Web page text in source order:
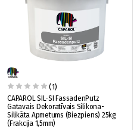
(1)
CAPAROL SIL-SI FassadenPutz
Gatavais Dekoratīvais Silikona-
Silikāta Apmetums (Biezpiens) 25kg
(Frakcija 1,5mm)